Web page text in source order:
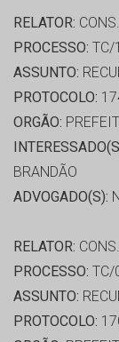
RELATOR:
PROCESSO: TC/
ASSUNTO:
PROTOCOLO:
ORGÃO:
BRANDÃO
ADVOGADO(S):
RELATOR:
PROCESSO: TC/
ASSUNTO:
PROTOCOLO: